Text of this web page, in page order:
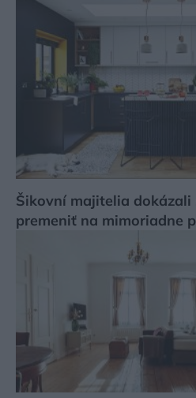
Šikovní majitelia
premeniť na mimoriadne